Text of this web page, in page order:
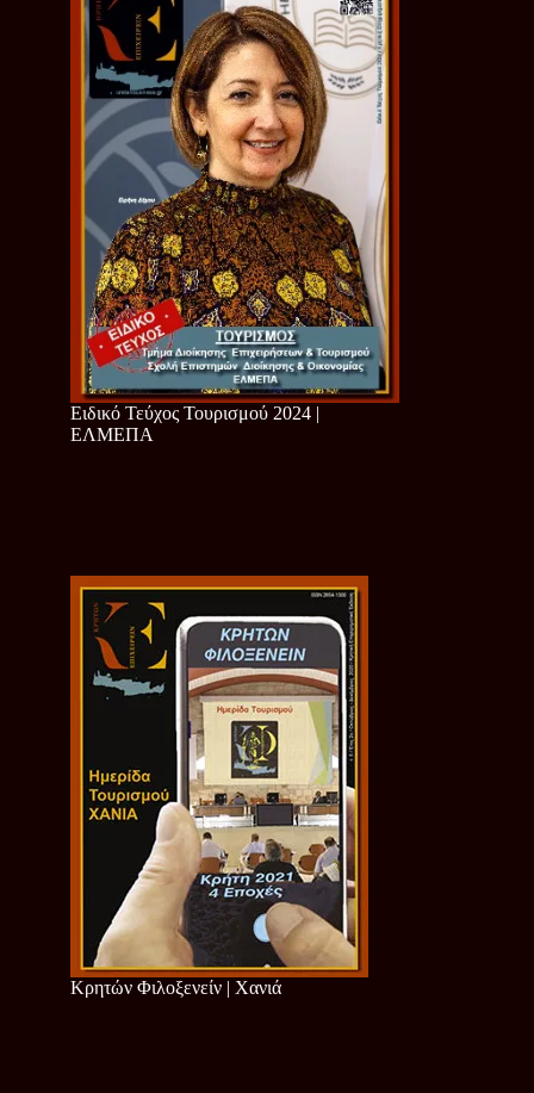
Ειδικό Τεύχος Τουρισμού 2024 |
ΕΛΜΕΠΑ
Κρητών Φιλοξενείν | Χανιά